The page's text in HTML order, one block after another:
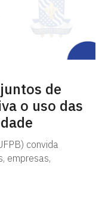
de
o uso das
convida
empresas,